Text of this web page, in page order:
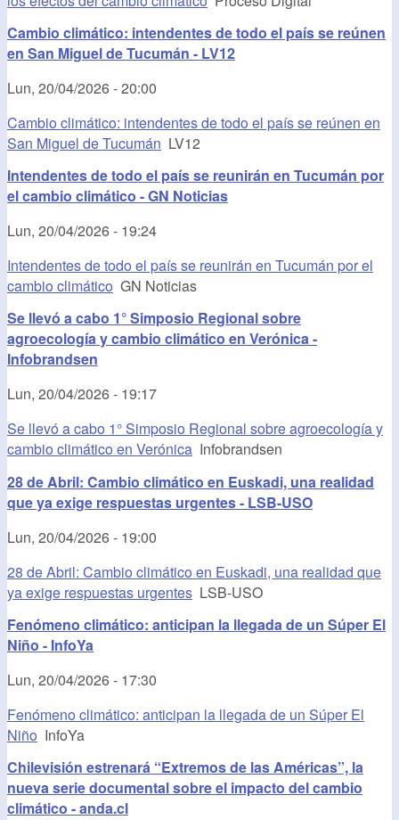
Cambio climático: intendentes de todo el país se reúnen
en San Miguel de Tucumán - LV12
Lun, 20/04/2026 - 20:00
Cambio climático: intendentes de todo el país se reúnen en
San Miguel de Tucumán LV12
Intendentes de todo el país se reunirán en Tucumán por
el cambio climático - GN Noticias
Lun, 20/04/2026 - 19:24
Intendentes de todo el país se reunirán en Tucumán por el
cambio climático GN Noticias
Se llevó a cabo 1° Simposio Regional sobre
agroecología y cambio climático en Verónica -
Infobrandsen
Lun, 20/04/2026 - 19:17
Se llevó a cabo 1° Simposio Regional sobre agroecología y
cambio climático en Verónica Infobrandsen
28 de Abril: Cambio climático en Euskadi, una realidad
que ya exige respuestas urgentes - LSB-USO
Lun, 20/04/2026 - 19:00
28 de Abril: Cambio climático en Euskadi, una realidad que
ya exige respuestas urgentes LSB-USO
Fenómeno climático: anticipan la llegada de un Súper El
Niño - InfoYa
Lun, 20/04/2026 - 17:30
Fenómeno climático: anticipan la llegada de un Súper El
Niño InfoYa
Chilevisión estrenará “Extremos de las Américas”, la
nueva serie documental sobre el impacto del cambio
climático - anda.cl